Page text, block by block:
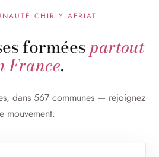
CHIRLY AFRIAT
forméespartout
France.
dans 567 communes — rejoignez
mouvement.